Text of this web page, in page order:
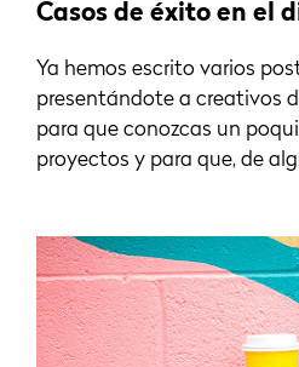
Casos de éxito en el
Ya hemos escrito varios
presentándote a creativos
para que conozcas un
proyectos y para que, de